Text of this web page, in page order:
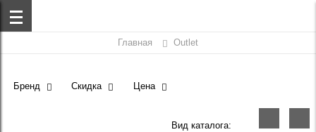
Главная Outlet
Бренд Скидка Цена
Вид каталога: